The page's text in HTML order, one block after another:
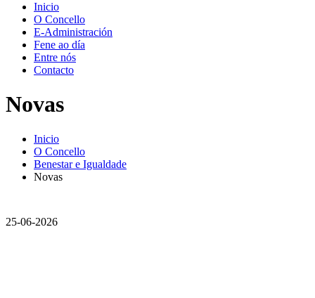
Inicio
O Concello
E-Administración
Fene ao día
Entre nós
Contacto
Novas
Inicio
O Concello
Benestar e Igualdade
Novas
25-06-2026